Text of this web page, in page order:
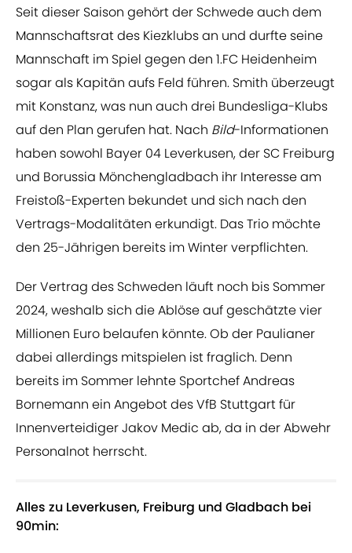
Seit dieser Saison gehört der Schwede auch dem
Mannschaftsrat des Kiezklubs an und durfte seine
Mannschaft im Spiel gegen den 1.FC Heidenheim
sogar als Kapitän aufs Feld führen. Smith überzeugt
mit Konstanz, was nun auch drei Bundesliga-Klubs
auf den Plan gerufen hat. Nach Bild-Informationen
haben sowohl Bayer 04 Leverkusen, der SC Freiburg
und Borussia Mönchengladbach ihr Interesse am
Freistoß-Experten bekundet und sich nach den
Vertrags-Modalitäten erkundigt. Das Trio möchte
den 25-Jährigen bereits im Winter verpflichten.
Der Vertrag des Schweden läuft noch bis Sommer
2024, weshalb sich die Ablöse auf geschätzte vier
Millionen Euro belaufen könnte. Ob der Paulianer
dabei allerdings mitspielen ist fraglich. Denn
bereits im Sommer lehnte Sportchef Andreas
Bornemann ein Angebot des VfB Stuttgart für
Innenverteidiger Jakov Medic ab, da in der Abwehr
Personalnot herrscht.
Alles zu Leverkusen, Freiburg und Gladbach bei
90min: